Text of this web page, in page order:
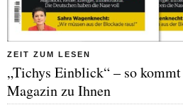
ZEIT ZUM LESEN
„Tichys Einblick“ – so
Magazin zu Ihnen